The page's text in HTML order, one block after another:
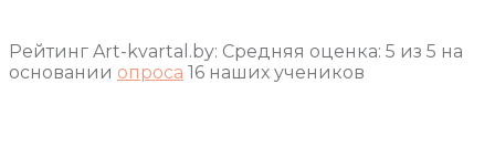
Рейтинг Art-kvartal.by: Средняя оценка: 5 из 5 на
основании опроса 16 наших учеников